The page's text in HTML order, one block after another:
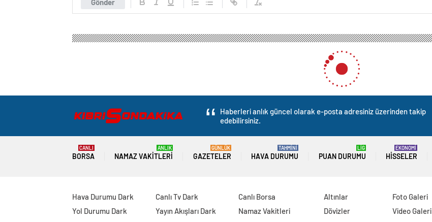
Gönder
Haberleri anlık güncel olarak e-posta adresiniz üzerinden takip
edebilirsiniz.
BORSA
CANLI
NAMAZ VAKITLERI
ANLIK
GAZETELER
GÜNLÜK
HAVA DURUMU
TAHMİNİ
PUAN DURUMU
LİG
HISSELER
EKONOMİ
Hava Durumu Dark
Yol Durumu Dark
Canlı Tv Dark
Yayın Akışları Dark
Canlı Borsa
Namaz Vakitleri
Altınlar
Dövizler
Foto Galeri
Video Galeri